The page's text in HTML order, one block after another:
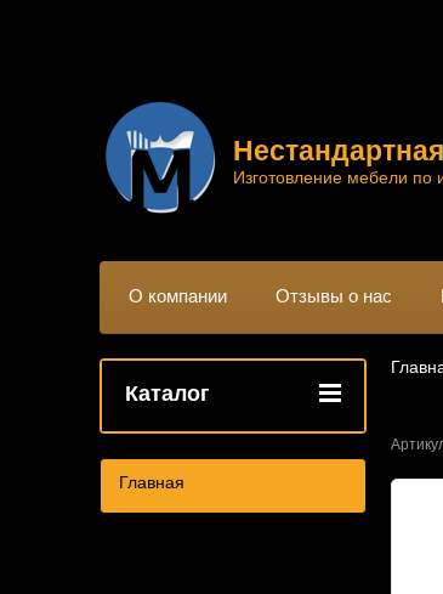
Изготовление мебели по
О компании Отзывы о нас
Каталог
Главная